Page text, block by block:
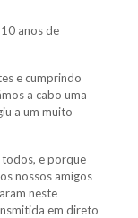
anos de
e cumprindo
a cabo uma
a um muito
todos, e porque
nossos amigos
neste
em direto